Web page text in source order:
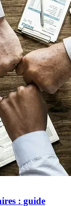
: guide